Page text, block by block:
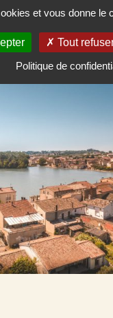
et vous donne le
Tout
Politique de